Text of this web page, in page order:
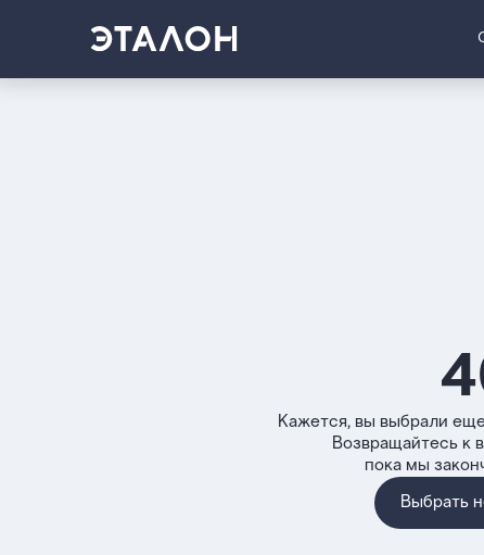
Кажется, вы выбрали
Возвращайтесь к
пока мы
Выбрать